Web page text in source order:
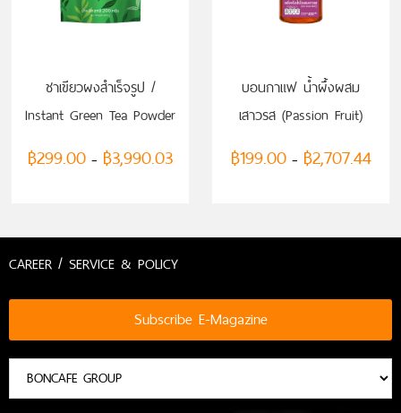
ชาเขียวผงสำเร็จรูป /
Instant Green Tea Powder
฿299.00 – ฿3,990.03
เลือกรูปแบบ
บอนกาแฟ น้ำผึ้งผสม
เสาวรส (Passion Fruit)
฿199.00 – ฿2,707.44
CAREER / SERVICE & POLICY
Subscribe E-Magazine